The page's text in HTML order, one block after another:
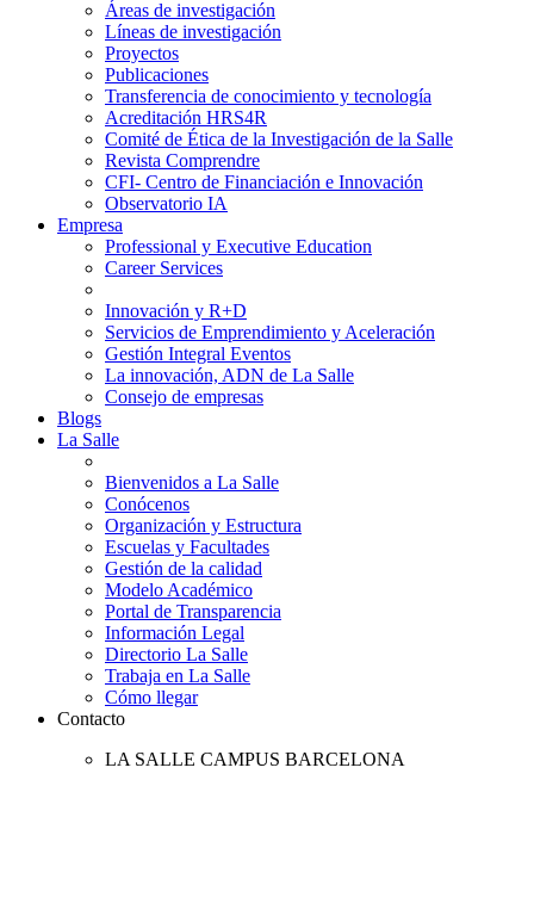
Áreas de investigación
Líneas de investigación
Proyectos
Publicaciones
Transferencia de conocimiento y tecnología
Acreditación HRS4R
Comité de Ética de la Investigación de la Salle
Revista Comprendre
CFI- Centro de Financiación e Innovación
Observatorio IA
Empresa
Professional y Executive Education
Career Services
Innovación y R+D
Servicios de Emprendimiento y Aceleración
Gestión Integral Eventos
La innovación, ADN de La Salle
Consejo de empresas
Blogs
La Salle
Bienvenidos a La Salle
Conócenos
Organización y Estructura
Escuelas y Facultades
Gestión de la calidad
Modelo Académico
Portal de Transparencia
Información Legal
Directorio La Salle
Trabaja en La Salle
Cómo llegar
Contacto
LA SALLE CAMPUS BARCELONA